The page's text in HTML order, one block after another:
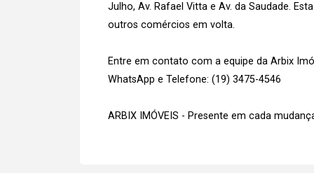
Julho, Av. Rafael Vitta e Av. da Saudade.
outros comércios em volta.
Entre em contato com a equipe da Arbix
WhatsApp e Telefone: (19) 3475-4546
ARBIX IMÓVEIS - Presente em cada